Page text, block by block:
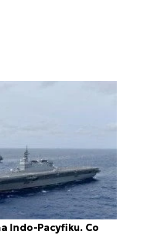
Indo-Pacyfiku. Co